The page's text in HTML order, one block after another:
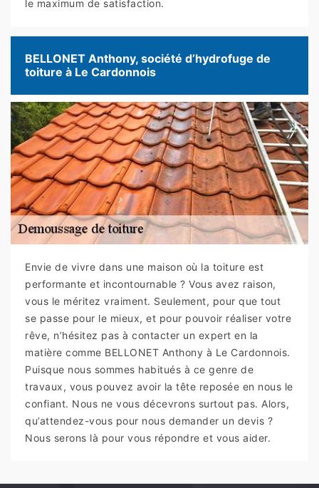
le maximum de satisfaction.
BELLONET Anthony, société d’hydrofuge de
toiture à Le Cardonnois
Envie de vivre dans une maison où la toiture est
performante et incontournable ? Vous avez raison,
vous le méritez vraiment. Seulement, pour que tout
se passe pour le mieux, et pour pouvoir réaliser votre
rêve, n’hésitez pas à contacter un expert en la
matière comme BELLONET Anthony à Le Cardonnois.
Puisque nous sommes habitués à ce genre de
travaux, vous pouvez avoir la tête reposée en nous le
confiant. Nous ne vous décevrons surtout pas. Alors,
qu’attendez-vous pour nous demander un devis ?
Nous serons là pour vous répondre et vous aider.